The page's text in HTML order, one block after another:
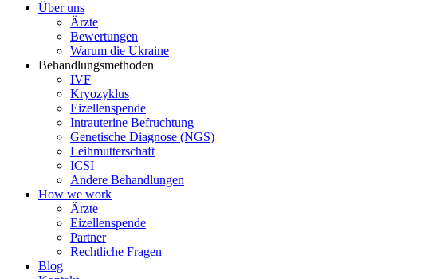
Über uns
Ärzte
Bewertungen
Warum die Ukraine
Behandlungsmethoden
IVF
Kryozyklus
Eizellenspende
Intrauterine Befruchtung
Genetische Diagnose (NGS)
Leihmutterschaft
ICSI
Andere Behandlungen
How we work
Ärzte
Eizellenspende
Partner
Rechtliche Fragen
Blog